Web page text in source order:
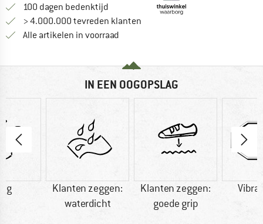
100 dagen bedenktijd Vind de betalingsinformatie hier!
> 4.000.000 tevreden klanten
Alle artikelen in voorraad
IN EEN OOGOPSLAG
g
Klanten zeggen:
waterdicht
Klanten zeggen:
goede grip